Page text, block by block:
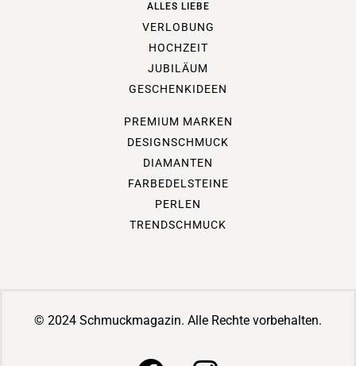
ALLES LIEBE
VERLOBUNG
HOCHZEIT
JUBILÄUM
GESCHENKIDEEN
PREMIUM MARKEN
DESIGNSCHMUCK
DIAMANTEN
FARBEDELSTEINE
PERLEN
TRENDSCHMUCK
© 2024 Schmuckmagazin. Alle Rechte vorbehalten.